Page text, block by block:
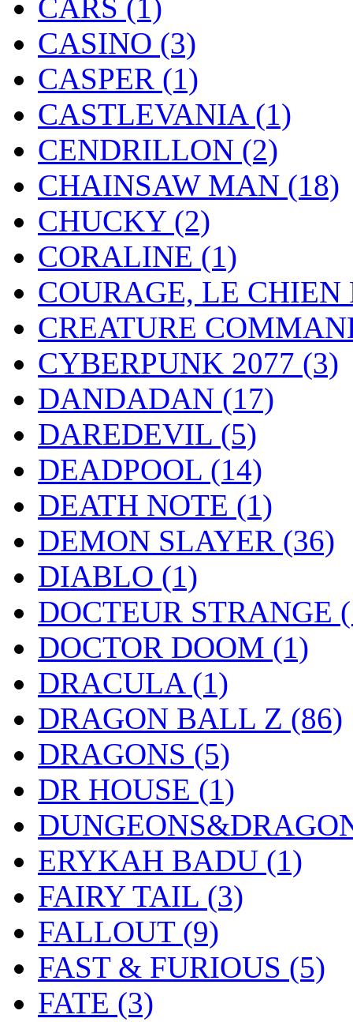
CARS (1)
CASINO (3)
CASPER (1)
CASTLEVANIA (1)
CENDRILLON (2)
CHAINSAW MAN (18)
CHUCKY (2)
CORALINE (1)
COURAGE, LE
CREATURE
CYBERPUNK 2077 (3)
DANDADAN (17)
DAREDEVIL (5)
DEADPOOL (14)
DEATH NOTE (1)
DEMON SLAYER (36)
DIABLO (1)
DOCTEUR STRANGE
DOCTOR DOOM (1)
DRACULA (1)
DRAGON BALL Z (86)
DRAGONS (5)
DR HOUSE (1)
ERYKAH BADU (1)
FAIRY TAIL (3)
FALLOUT (9)
FAST & FURIOUS (5)
FATE (3)